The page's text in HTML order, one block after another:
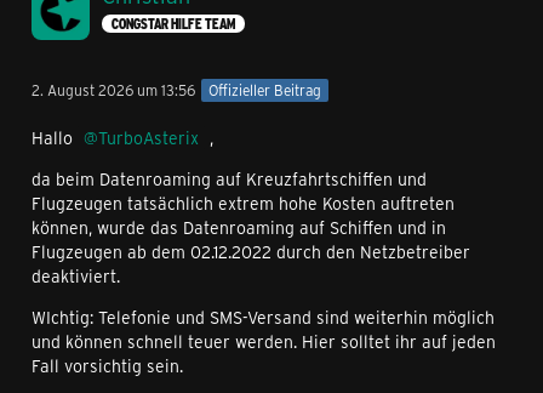
CONGSTAR HILFE TEAM
2. August 2026 um 13:56 Offizieller Beitrag
Hallo TurboAsterix ,
da beim Datenroaming auf Kreuzfahrtschiffen und
Flugzeugen tatsächlich extrem hohe Kosten auftreten
können, wurde das Datenroaming auf Schiffen und in
Flugzeugen ab dem 02.12.2022 durch den Netzbetreiber
deaktiviert.
WIchtig: Telefonie und SMS-Versand sind weiterhin möglich
und können schnell teuer werden. Hier solltet ihr auf jeden
Fall vorsichtig sein.